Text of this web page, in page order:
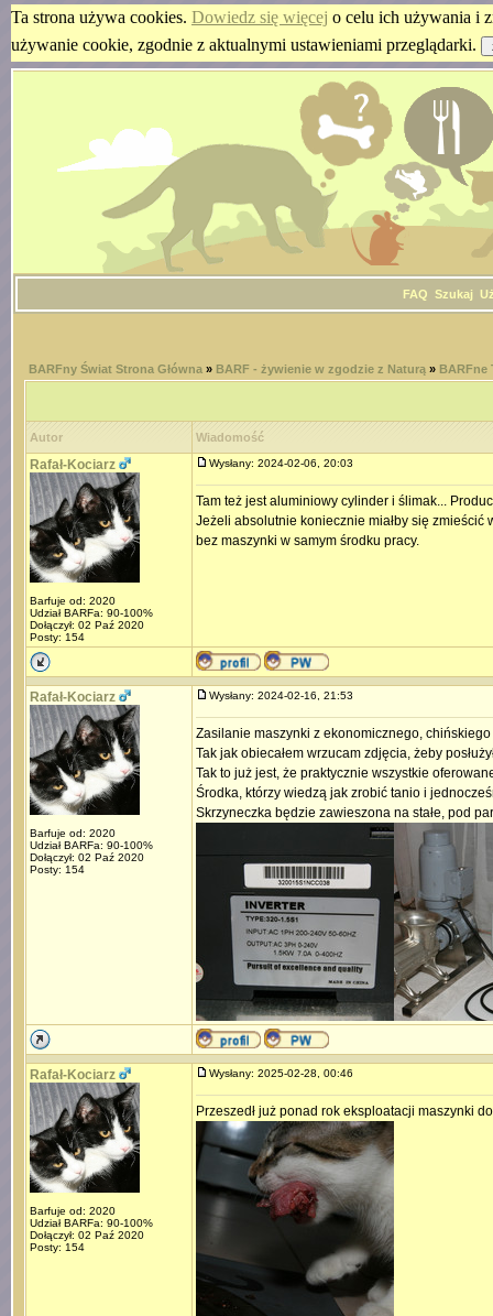
Ta strona używa cookies. Dowiedz się więcej o celu ich używania i
używanie cookie, zgodnie z aktualnymi ustawieniami przeglądarki.
FAQ Szukaj
BARFny Świat Strona Główna » BARF - żywienie w zgodzie z Naturą » BARFne
Autor Wiadomość
Rafał-Kociarz
Barfuje od: 2020
Udział BARFa: 90-100%
Dołączył: 02 Paź 2020
Posty: 154
Wysłany: 2024-02-06, 20:03
Tam też jest aluminiowy cylinder i ślimak...
Jeżeli absolutnie koniecznie miałby się zmieścić
bez maszynki w samym środku pracy.
Rafał-Kociarz
Barfuje od: 2020
Udział BARFa: 90-100%
Dołączył: 02 Paź 2020
Posty: 154
Wysłany: 2024-02-16, 21:53
Zasilanie maszynki z ekonomicznego,
Tak jak obiecałem wrzucam zdjęcia, żeby
Tak to już jest, że praktycznie wszystkie
Środka, którzy wiedzą jak zrobić tanio i
Skrzyneczka będzie zawieszona na stałe, pod
Rafał-Kociarz
Barfuje od: 2020
Udział BARFa: 90-100%
Dołączył: 02 Paź 2020
Posty: 154
Wysłany: 2025-02-28, 00:46
Przeszedł już ponad rok eksploatacji maszynki